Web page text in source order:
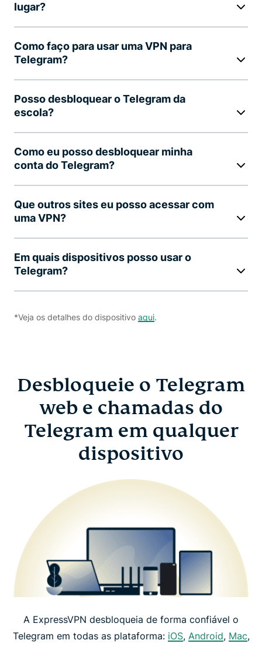
lugar?
Como faço para usar uma VPN para
Telegram?
Posso desbloquear o Telegram da
escola?
Como eu posso desbloquear minha
conta do Telegram?
Que outros sites eu posso acessar com
uma VPN?
Em quais dispositivos posso usar o
Telegram?
*Veja os detalhes do dispositivo aqui.
Desbloqueie o Telegram
web e chamadas do
Telegram em qualquer
dispositivo
A ExpressVPN desbloqueia de forma confiável o
Telegram em todas as plataforma: iOS, Android, Mac,